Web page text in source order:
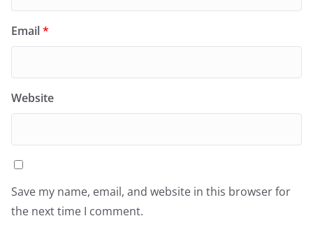
Email*
Website
Save my name, email, and website in this browser for
the next time I comment.